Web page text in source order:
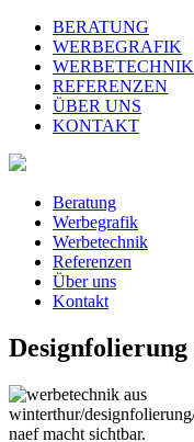
BERATUNG
WERBEGRAFIK
WERBETECHNIK
REFERENZEN
ÜBER UNS
KONTAKT
Beratung
Werbegrafik
Werbetechnik
Referenzen
Über uns
Kontakt